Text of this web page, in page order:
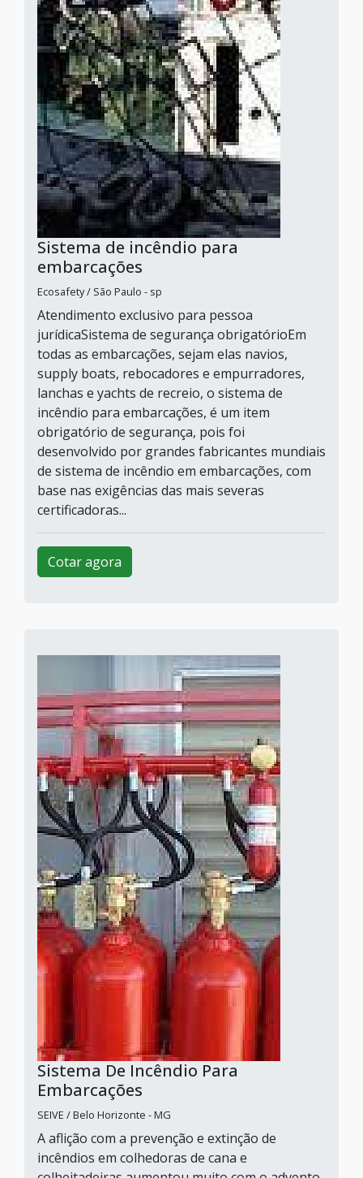
Sistema de incêndio para
embarcações
Ecosafety / São Paulo - sp
Atendimento exclusivo para pessoa
jurídicaSistema de segurança obrigatórioEm
todas as embarcações, sejam elas navios,
supply boats, rebocadores e empurradores,
lanchas e yachts de recreio, o sistema de
incêndio para embarcações, é um item
obrigatório de segurança, pois foi
desenvolvido por grandes fabricantes mundiais
de sistema de incêndio em embarcações, com
base nas exigências das mais severas
certificadoras...
Cotar agora
Sistema De Incêndio Para
Embarcações
SEIVE / Belo Horizonte - MG
A aflição com a prevenção e extinção de
incêndios em colhedoras de cana e